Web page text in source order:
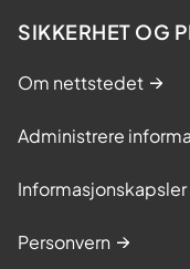
SIKKERHET OG
Om nettstedet
Administrere
Informasjonskapsler
Personvern